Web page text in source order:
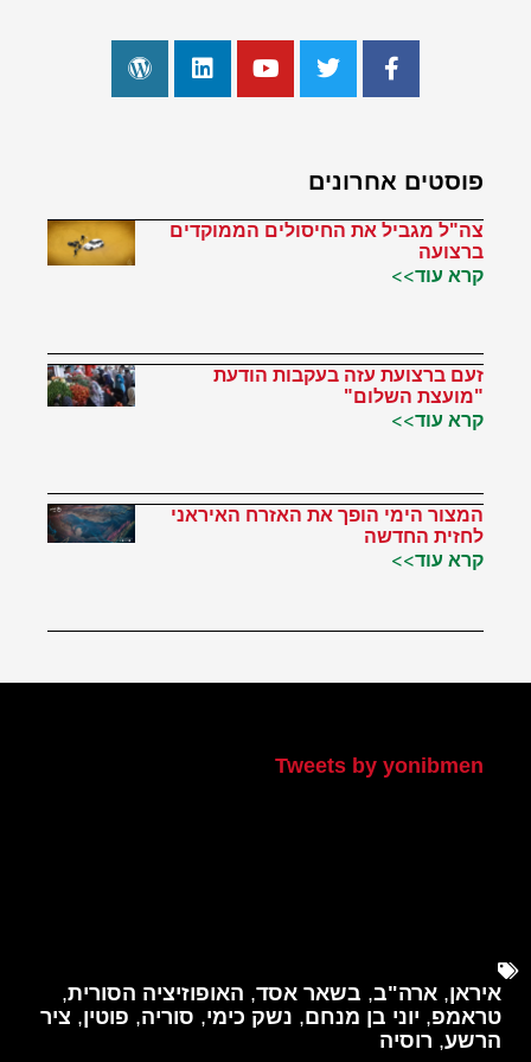
פוסטים אחרונים
צה"ל מגביל את החיסולים הממוקדים
ברצועה
קרא עוד>>
זעם ברצועת עזה בעקבות הודעת
"מועצת השלום"
קרא עוד>>
המצור הימי הופך את האזרח האיראני
לחזית החדשה
קרא עוד>>
Tweets by yonibmen
איראן, ארה"ב, בשאר אסד, האופוזיציה הסורית,
טראמפ, יוני בן מנחם, נשק כימי, סוריה, פוטין, ציר
הרשע, רוסיה